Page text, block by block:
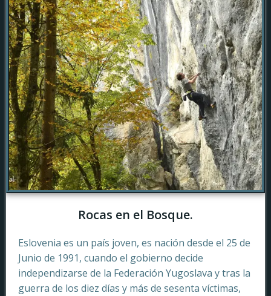
Rocas en el Bosque.
Eslovenia es un país joven, es nación desde el 25 de
Junio de 1991, cuando el gobierno decide
independizarse de la Federación Yugoslava y tras la
guerra de los diez días y más de sesenta víctimas,